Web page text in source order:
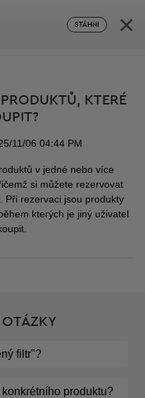
STÁHNI ×
KTERÉ
11/06 04:44 PM
v jedné nebo více
si můžete rezervovat
Při rezervaci jsou produkty
kterých je jiný uživatel
OTÁZKY
filtr"?
produktu?